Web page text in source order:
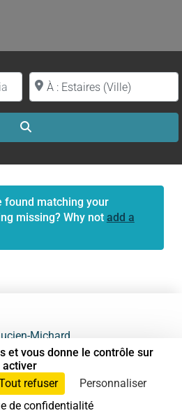
par nom
Proche de (ville ou région)
matching your
missing? Why not add a
Michard
et vous donne le contrôle sur
activer
refuser
Personnaliser
de confidentialité